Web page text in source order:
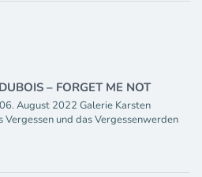
– FORGET ME NOT
August 2022 Galerie Karsten
Vergessen und das Vergessenwerden